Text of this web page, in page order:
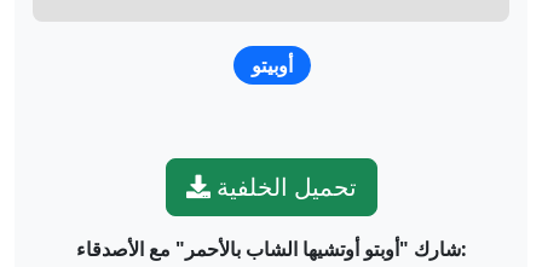
أوبيتو
تحميل الخلفية
شارك "أوبتو أوتشيها الشاب بالأحمر" مع الأصدقاء: